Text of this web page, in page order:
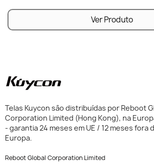
Ver Produto
Telas Kuycon são distribuídas por Reboot
Corporation Limited (Hong Kong), na
- garantia 24 meses em UE / 12 meses fora
Europa.
Reboot Global Corporation Limited